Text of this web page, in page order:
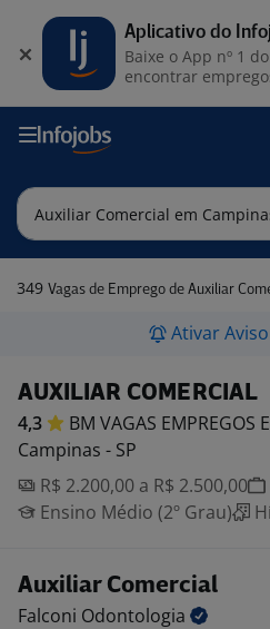
349 Vagas de Emprego de Auxiliar
Ativar
AUXILIAR COMERCIAL
4,3 BM VAGAS EMPREGOS
Campinas - SP
R$ 2.200,00 a R$ 2.500,00
Ensino Médio (2º Grau)
Auxiliar Comercial
Falconi Odontologia
Aplicativo do
Baixe o App nº 1
encontrar